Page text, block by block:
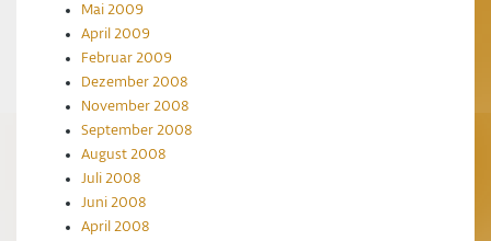
Mai 2009
April 2009
Februar 2009
Dezember 2008
November 2008
September 2008
August 2008
Juli 2008
Juni 2008
April 2008